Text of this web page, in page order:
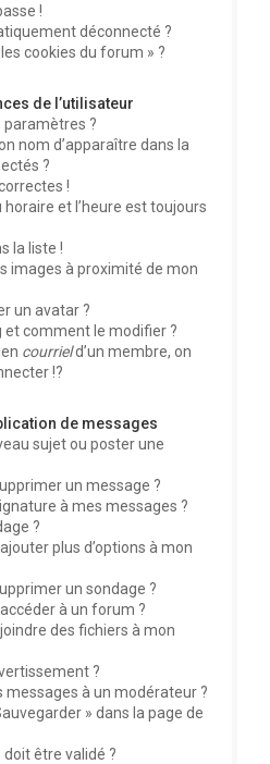
!
déconnecté ?
cookies du forum » ?
de l’utilisateur
?
nom d’apparaître dans la
?
!
et l’heure est toujours
la liste !
images à proximité de mon
un avatar ?
et comment le modifier ?
courrield’un membre, on
!?
de messages
sujet ou poster une
un message ?
à mes messages ?
?
plus d’options à mon
un sondage ?
à un forum ?
des fichiers à mon
?
à un modérateur ?
» dans la page de
être validé ?